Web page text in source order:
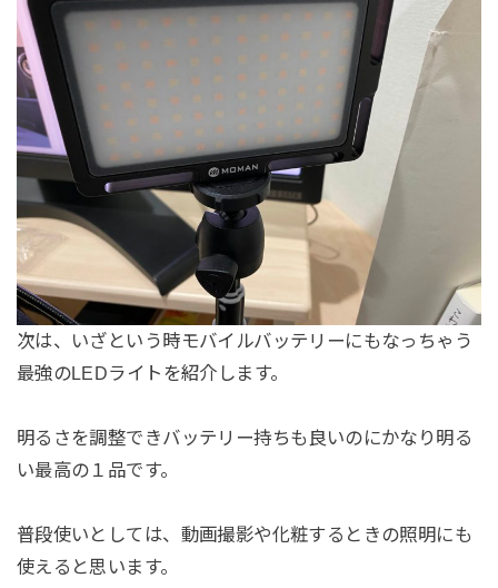
次は、いざという時モバイルバッテリーにもなっちゃう
最強のLEDライトを紹介します。
明るさを調整できバッテリー持ちも良いのにかなり明る
い最高の１品です。
普段使いとしては、動画撮影や化粧するときの照明にも
使えると思います。